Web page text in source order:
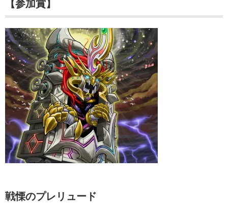
【参加賞】
戦慄のプレリュード